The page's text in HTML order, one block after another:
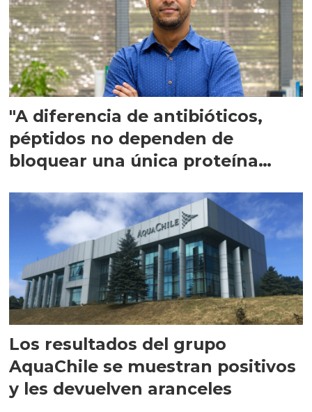
"A diferencia de antibióticos,
péptidos no dependen de
bloquear una única proteína
Los resultados del grupo
AquaChile se muestran positivos
y les devuelven aranceles